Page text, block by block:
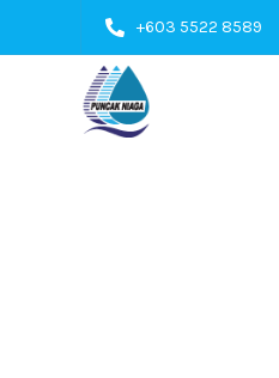
+603 5522 8589